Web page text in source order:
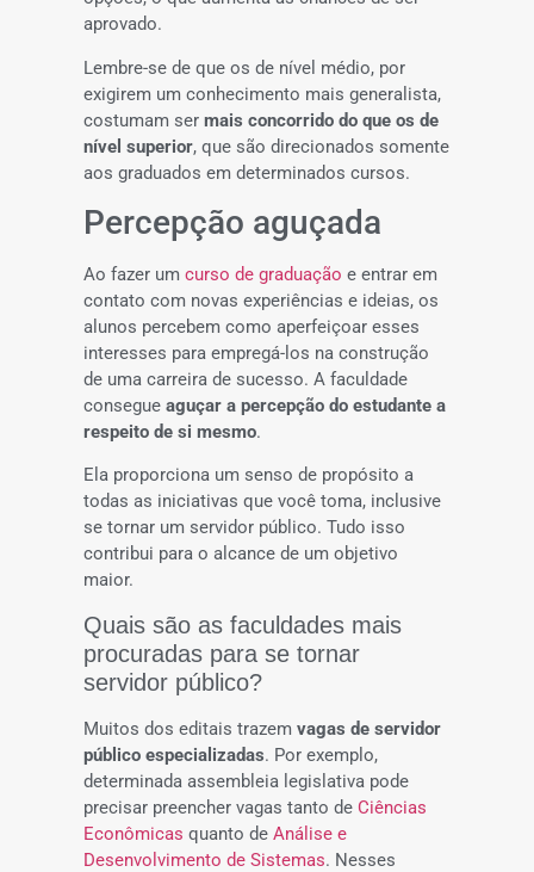
aprovado.
Lembre-se de que os de nível médio, por
exigirem um conhecimento mais generalista,
costumam ser mais concorrido do que os de
nível superior, que são direcionados somente
aos graduados em determinados cursos.
Percepção aguçada
Ao fazer um curso de graduação e entrar em
contato com novas experiências e ideias, os
alunos percebem como aperfeiçoar esses
interesses para empregá-los na construção
de uma carreira de sucesso. A faculdade
consegue aguçar a percepção do estudante a
respeito de si mesmo.
Ela proporciona um senso de propósito a
todas as iniciativas que você toma, inclusive
se tornar um servidor público. Tudo isso
contribui para o alcance de um objetivo
maior.
Quais são as faculdades mais
procuradas para se tornar
servidor público?
Muitos dos editais trazem vagas de servidor
público especializadas. Por exemplo,
determinada assembleia legislativa pode
precisar preencher vagas tanto de Ciências
Econômicas quanto de Análise e
Desenvolvimento de Sistemas. Nesses